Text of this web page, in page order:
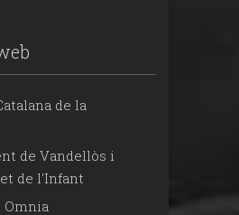
de la
de Vandellòs i
de l'Infant
Omnia